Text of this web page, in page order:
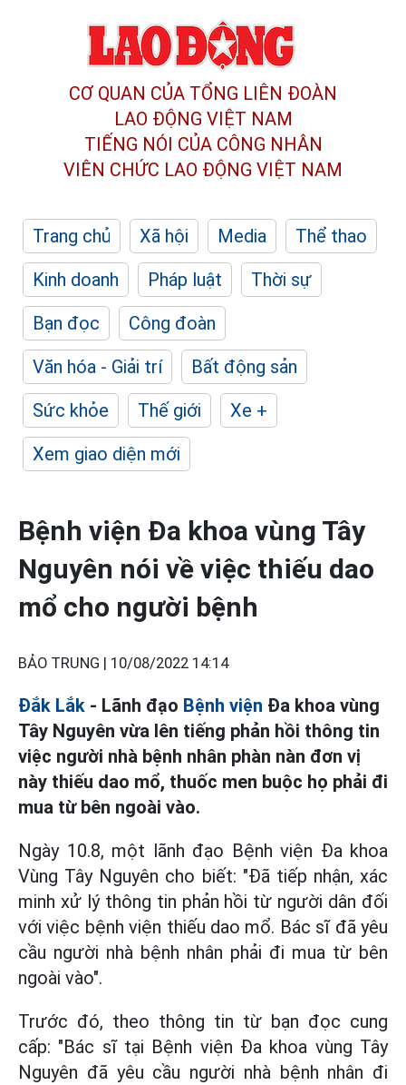
CƠ QUAN CỦA TỔNG LIÊN ĐOÀN
LAO ĐỘNG VIỆT NAM
TIẾNG NÓI CỦA CÔNG NHÂN
VIÊN CHỨC LAO ĐỘNG VIỆT NAM
Trang chủ Xã hội Media
Thể thao
Kinh doanh
Pháp luật
Thời sự
Bạn đọc
Công đoàn
Văn hóa - Giải trí
Bất động sản
Sức khỏe
Thế giới
Xe +
Xem giao diện mới
Bệnh viện Đa khoa vùng Tây
Nguyên nói về việc thiếu dao
mổ cho người bệnh
BẢO TRUNG | 10/08/2022 14:14
Đắk Lắk - Lãnh đạo Bệnh viện Đa khoa vùng
Tây Nguyên vừa lên tiếng phản hồi thông tin
việc người nhà bệnh nhân phàn nàn đơn vị
này thiếu dao mổ, thuốc men buộc họ phải đi
mua từ bên ngoài vào.
Ngày 10.8, một lãnh đạo Bệnh viện Đa khoa
Vùng Tây Nguyên cho biết: "Đã tiếp nhận, xác
minh xử lý thông tin phản hồi từ người dân đối
với việc bệnh viện thiếu dao mổ. Bác sĩ đã yêu
cầu người nhà bệnh nhân phải đi mua từ bên
ngoài vào".
Trước đó, theo thông tin từ bạn đọc cung
cấp: "Bác sĩ tại Bệnh viện Đa khoa vùng Tây
Nguyên đã yêu cầu người nhà bệnh nhân đi